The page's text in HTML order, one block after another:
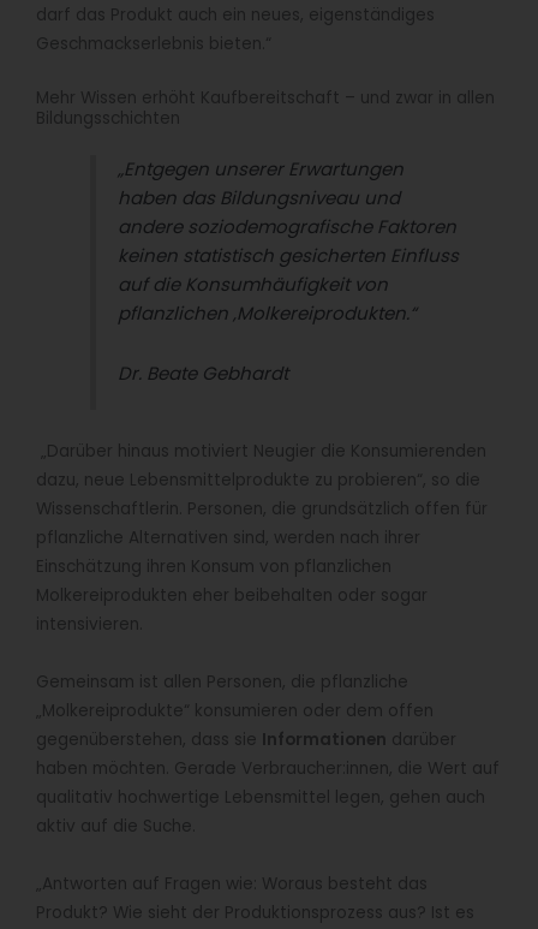
darf das Produkt auch ein neues, eigenständiges
Geschmackserlebnis bieten.“
Mehr Wissen erhöht Kaufbereitschaft – und zwar in allen
Bildungsschichten
„Entgegen unserer Erwartungen
haben das Bildungsniveau und
andere soziodemografische Faktoren
keinen statistisch gesicherten Einfluss
auf die Konsumhäufigkeit von
pflanzlichen ‚Molkereiprodukten.“
Dr. Beate Gebhardt
„Darüber hinaus motiviert Neugier die Konsumierenden
dazu, neue Lebensmittelprodukte zu probieren“, so die
Wissenschaftlerin. Personen, die grundsätzlich offen für
pflanzliche Alternativen sind, werden nach ihrer
Einschätzung ihren Konsum von pflanzlichen
Molkereiprodukten eher beibehalten oder sogar
intensivieren.
Gemeinsam ist allen Personen, die pflanzliche
„Molkereiprodukte“ konsumieren oder dem offen
gegenüberstehen, dass sie Informationen darüber
haben möchten. Gerade Verbraucher:innen, die Wert auf
qualitativ hochwertige Lebensmittel legen, gehen auch
aktiv auf die Suche.
„Antworten auf Fragen wie: Woraus besteht das
Produkt? Wie sieht der Produktionsprozess aus? Ist es